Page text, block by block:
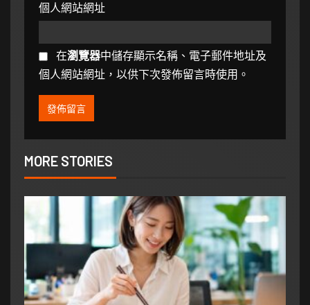
個人網站網址
在瀏覽器中儲存顯示名稱、電子郵件地址及
個人網站網址，以供下次發佈留言時使用。
MORE STORIES